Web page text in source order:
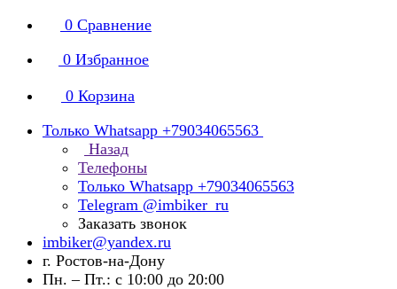
0 Сравнение
0 Избранное
0 Корзина
Только Whatsapp +79034065563
Назад
Телефоны
Только Whatsapp +79034065563
Telegram @imbiker_ru
Заказать звонок
imbiker@yandex.ru
г. Ростов-на-Дону
Пн. – Пт.: с 10:00 до 20:00